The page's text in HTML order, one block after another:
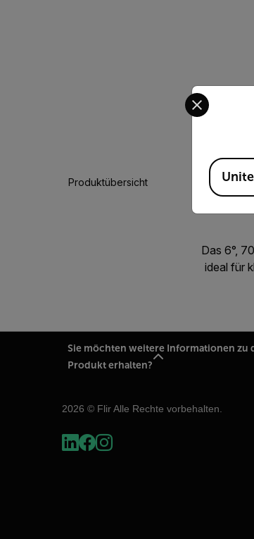
Produktübersicht
Das 6°,
ideal für
Sie möchten weitere Informationen zu
Produkt erhalten?
2026 © Flir Alle Rechte vorbehalten.
Select your
Available